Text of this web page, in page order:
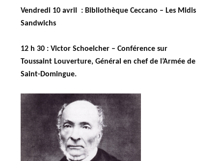
Vendredi 10 avril : Bibliothèque Ceccano – Les Midis
Sandwichs
12 h 30 : Victor Schoelcher –Conférence sur
Toussaint Louverture, Général en chef de l’Armée de
Saint-Domingue.